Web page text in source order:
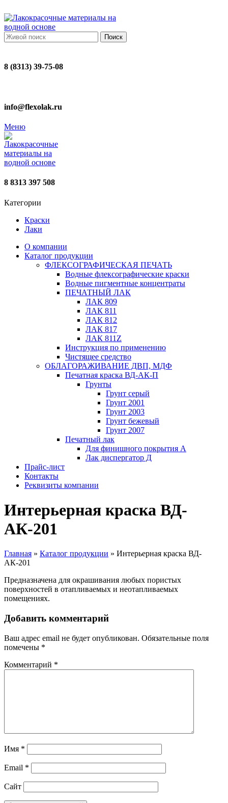
Поиск
8 (8313) 39-75-08
info@flexolak.ru
Меню
8 8313 397 508
Категории
Краски
Лаки
О компании
Каталог продукции
ФЛЕКСОГРАФИЧЕСКАЯ ПЕЧАТЬ
Водные флексографические краски
Водные пигментные концентраты
ПЕЧАТНЫЙ ЛАК
ЛАК 809
ЛАК 811
ЛАК 812
ЛАК 817
ЛАК 811Z
Инструкция по применению
Чистящее средство
ОБЛАГОРАЖИВАНИЕ ДВП, МДФ
Печатная краска ВД-АК-П
Грунты
Грунт серый
Грунт 2001
Грунт 2003
Грунт бежевый
Грунт 2007
Печатный лак
Для финишного покрытия А
Лак диспергатор Д
Прайс-лист
Контакты
Реквизиты компании
Интерьерная краска ВД-
АК-201
Главная » Каталог продукции » Интерьерная краска ВД-
АК-201
Предназначена для окрашивания любых пористых
поверхностей в отапливаемых и неотапливаемых
помещениях.
Добавить комментарий
Ваш адрес email не будет опубликован. Обязательные поля
помечены *
Комментарий *
Имя *
Email *
Сайт